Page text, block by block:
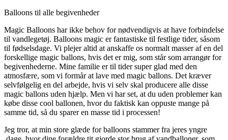
Balloons til alle begivenheder
Magic Balloons har ikke behov for nødvendigvis at have forbindelse
til vandlegetøj. Balloons magic er fantastiske til festlige tider, såsom
til fødselsdage. Vi plejer altid at anskaffe os normalt masser af en del
forskellige magic ballons, hvis det er mig, som står som arrangør for
begivenhederne. Mine familie er til tider super glad med den
atmosfære, som vi formår at lave med magic ballons. Det kræver
selvfølgelig en del arbejde, hvis vi selv skal producere alle disse
magic ballons uden hjælp. Men vi har set, at du uden problemer kan
købe disse cool ballonen, hvor du faktisk kan oppuste mange på
samme tid, så du sparer en masse tid i processen!
Jeg tror, at min store glæde for balloons stammer fra jeres yngre